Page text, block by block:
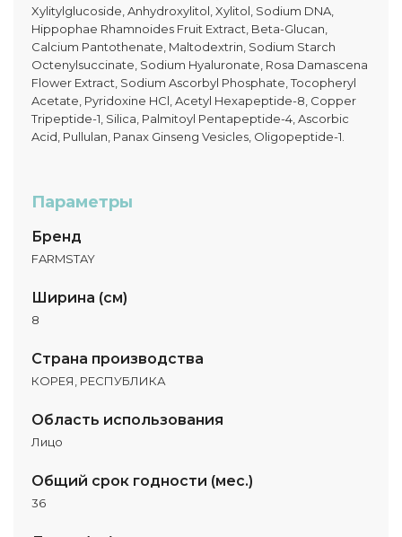
Xylitylglucoside, Anhydroxylitol, Xylitol, Sodium DNA,
Hippophae Rhamnoides Fruit Extract, Beta-Glucan,
Calcium Pantothenate, Maltodextrin, Sodium Starch
Octenylsuccinate, Sodium Hyaluronate, Rosa Damascena
Flower Extract, Sodium Ascorbyl Phosphate, Tocopheryl
Acetate, Pyridoxine HCl, Acetyl Hexapeptide-8, Copper
Tripeptide-1, Silica, Palmitoyl Pentapeptide-4, Ascorbic
Acid, Pullulan, Panax Ginseng Vesicles, Oligopeptide-1.
Параметры
Бренд
FARMSTAY
Ширина (см)
8
Страна производства
КОРЕЯ, РЕСПУБЛИКА
Область использования
Лицо
Общий срок годности (мес.)
36